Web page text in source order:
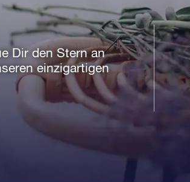
Dir den Stern an
einzigartigen